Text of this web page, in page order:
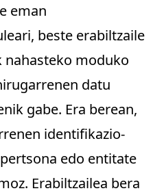
eman
beste erabiltzaile
nahasteko moduko
datu
gabe. Era berean,
identifikazio-
edo entitate
Erabiltzailea bera